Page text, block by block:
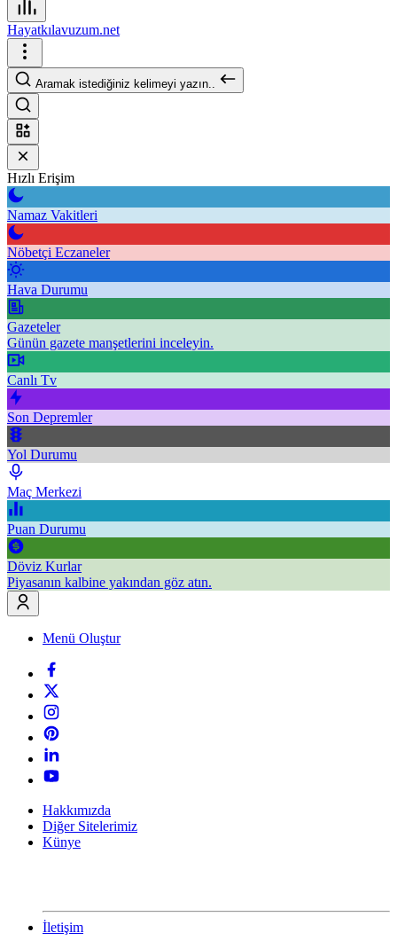
Hayatkılavuzum.net
Aramak istediğiniz kelimeyi yazın..
Hızlı Erişim
Namaz Vakitleri
Nöbetçi Eczaneler
Hava Durumu
Gazeteler
Günün gazete manşetlerini inceleyin.
Canlı Tv
Son Depremler
Yol Durumu
Maç Merkezi
Puan Durumu
Döviz Kurlar
Piyasanın kalbine yakından göz atın.
Menü Oluştur
Hakkımızda
Diğer Sitelerimiz
Künye
İletişim